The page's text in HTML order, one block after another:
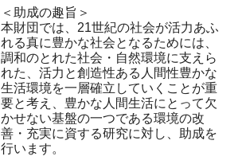
＜助成の趣旨＞
本財団では、21世紀の社会が活力あふ
れる真に豊かな社会となるためには、
調和のとれた社会・自然環境に支えら
れた、活力と創造性ある人間性豊かな
生活環境を一層確立していくことが重
要と考え、豊かな人間生活にとって欠
かせない基盤の一つである環境の改
善・充実に資する研究に対し、助成を
行います。